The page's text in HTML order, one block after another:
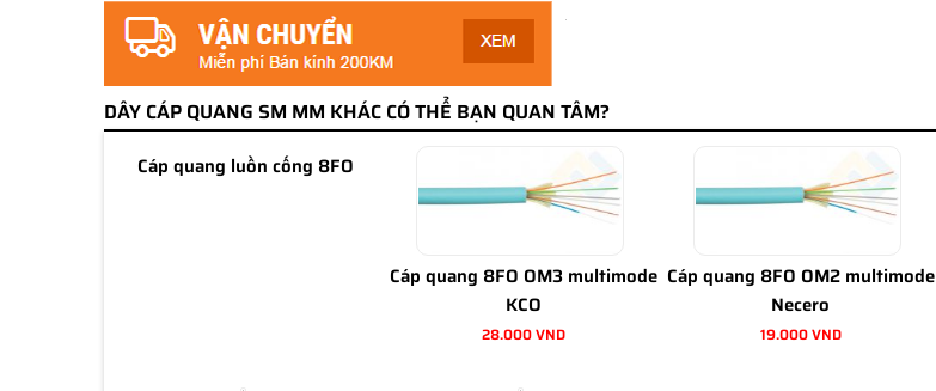
DÂY CÁP QUANG SM MM KHÁC CÓ THỂ BẠN QUAN TÂM?
Cáp quang luồn cống 8FO
Cáp quang 8FO OM3 multimode
KCO
28.000 VND
Cáp quang 8FO OM2 multimode
Necero
19.000 VND